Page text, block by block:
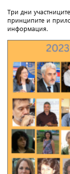
Три дни
принципите и
информация.